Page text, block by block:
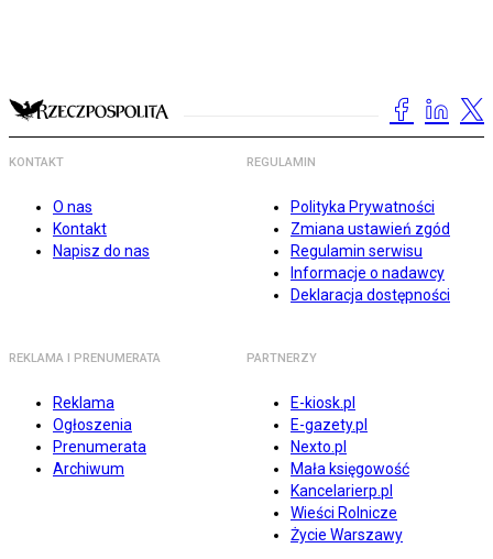
KONTAKT
O nas
Kontakt
Napisz do nas
REGULAMIN
Polityka Prywatności
Zmiana ustawień zgód
Regulamin serwisu
Informacje o nadawcy
Deklaracja dostępności
REKLAMA I PRENUMERATA
Reklama
Ogłoszenia
Prenumerata
Archiwum
PARTNERZY
E-kiosk.pl
E-gazety.pl
Nexto.pl
Mała księgowość
Kancelarierp.pl
Wieści Rolnicze
Życie Warszawy